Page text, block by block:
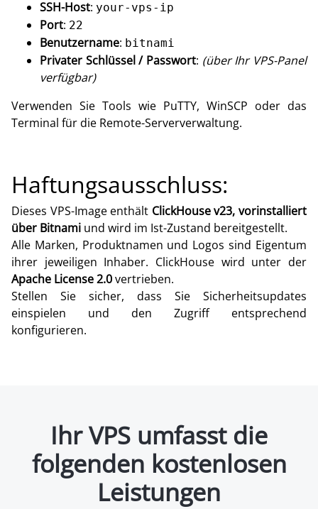
SSH-Host: your-vps-ip
Port: 22
Benutzername: bitnami
Privater Schlüssel / Passwort: (über Ihr VPS-Panel
verfügbar)
Verwenden Sie Tools wie PuTTY, WinSCP oder das
Terminal für die Remote-Serververwaltung.
Haftungsausschluss:
Dieses VPS-Image enthält ClickHouse v23, vorinstalliert
über Bitnami und wird im Ist-Zustand bereitgestellt.
Alle Marken, Produktnamen und Logos sind Eigentum
ihrer jeweiligen Inhaber. ClickHouse wird unter der
Apache License 2.0vertrieben.
Stellen Sie sicher, dass Sie Sicherheitsupdates
einspielen und den Zugriff entsprechend
konfigurieren.
Ihr VPS umfasst die
folgenden kostenlosen
Leistungen